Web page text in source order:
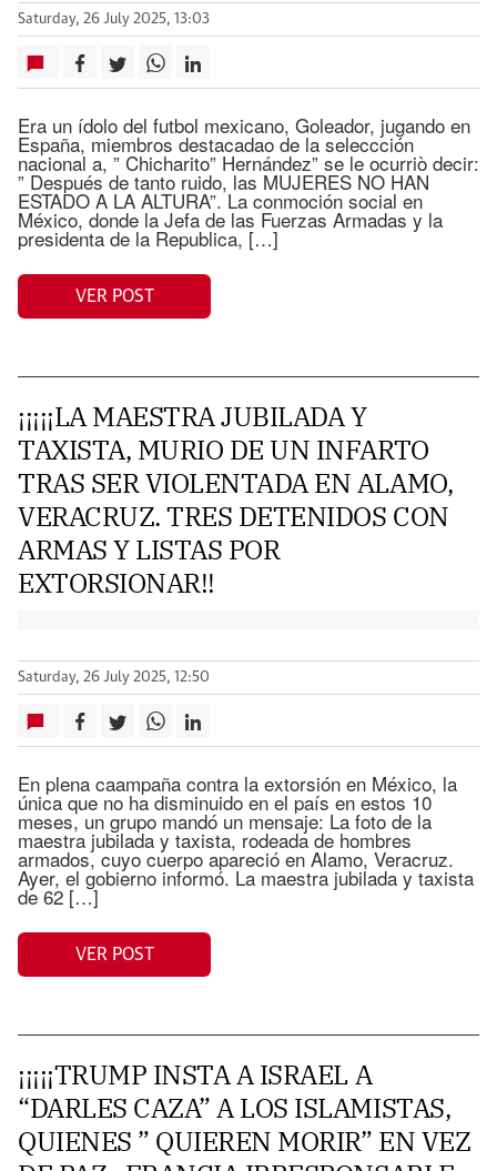
Saturday, 26 July 2025, 13:03
Era un ídolo del futbol mexicano, Goleador, jugando en
España, miembros destacadao de la seleccción
nacional a, ” Chicharito” Hernández” se le ocurriò decir:
” Después de tanto ruido, las MUJERES NO HAN
ESTADO A LA ALTURA”. La conmoción social en
México, donde la Jefa de las Fuerzas Armadas y la
presidenta de la Republica, […]
VER POST
¡¡¡¡¡LA MAESTRA JUBILADA Y
TAXISTA, MURIO DE UN INFARTO
TRAS SER VIOLENTADA EN ALAMO,
VERACRUZ. TRES DETENIDOS CON
ARMAS Y LISTAS POR
EXTORSIONAR!!
Saturday, 26 July 2025, 12:50
En plena caampaña contra la extorsión en México, la
única que no ha disminuido en el país en estos 10
meses, un grupo mandó un mensaje: La foto de la
maestra jubilada y taxista, rodeada de hombres
armados, cuyo cuerpo apareció en Alamo, Veracruz.
Ayer, el gobierno informó. La maestra jubilada y taxista
de 62 […]
VER POST
¡¡¡¡¡TRUMP INSTA A ISRAEL A
“DARLES CAZA” A LOS ISLAMISTAS,
QUIENES ” QUIEREN MORIR” EN VEZ